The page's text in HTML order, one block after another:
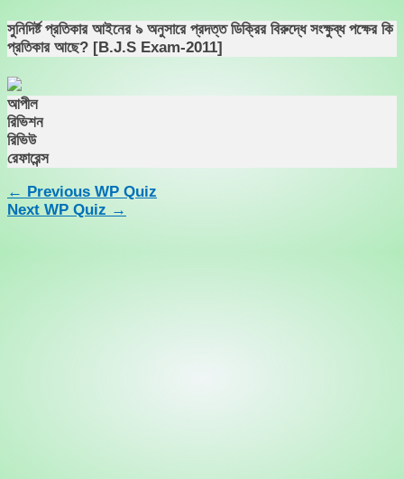
Skip
to
সুনিদির্ষ্ট প্রতিকার আইনের ৯ অনুসারে প্রদত্ত ডিক্রির বিরুদ্ধে সংক্ষুব্ধ পক্ষের কি
প্রতিকার আছে? [B.J.S Exam-2011]
আপীল
রিভিশন
রিভিউ
রেফারেন্স
← Previous WP Quiz
Next WP Quiz →